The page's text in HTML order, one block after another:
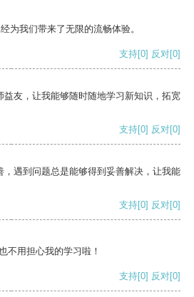
为我们带来了无限的流畅体验。
支持[0] 反对[0]
益友，让我能够随时随地学习新知识，拓宽
支持[0] 反对[0]
，遇到问题总是能够得到妥善解决，让我能
支持[0] 反对[0]
不用担心我的学习啦！
支持[0] 反对[0]